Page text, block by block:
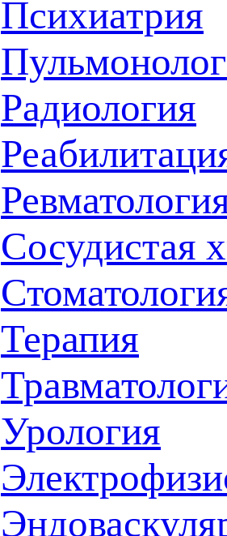
Психиатрия
Радиология
Сосудистая
Терапия
Урология